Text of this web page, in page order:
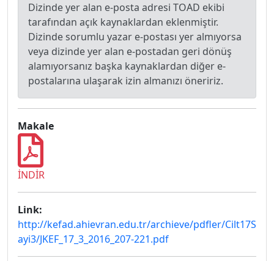
Dizinde yer alan e-posta adresi TOAD ekibi
tarafından açık kaynaklardan eklenmiştir.
Dizinde sorumlu yazar e-postası yer almıyorsa
veya dizinde yer alan e-postadan geri dönüş
alamıyorsanız başka kaynaklardan diğer e-
postalarına ulaşarak izin almanızı öneririz.
Makale
İNDİR
Link:
http://kefad.ahievran.edu.tr/archieve/pdfler/Cilt17S
ayi3/JKEF_17_3_2016_207-221.pdf